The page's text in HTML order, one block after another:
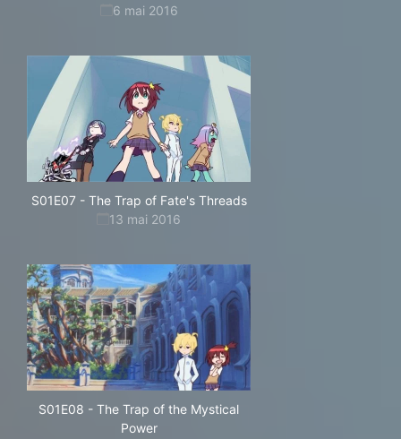
6 mai 2016
S01E07- The Trap of Fate's Threads
13 mai 2016
S01E08 - The Trap of the Mystical
Power